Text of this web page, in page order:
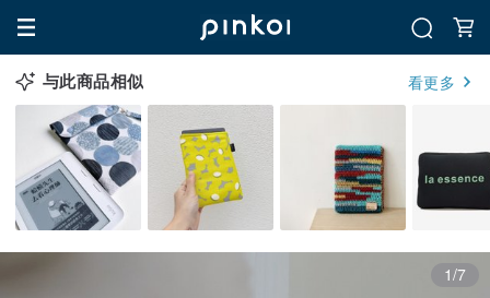
与此商品相似 看更多
1/7